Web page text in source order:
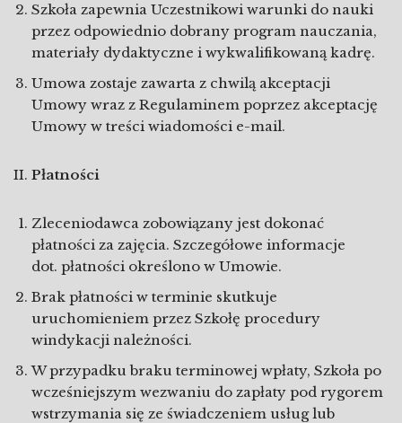
Szkoła zapewnia Uczestnikowi warunki do nauki
przez odpowiednio dobrany program nauczania,
materiały dydaktyczne i wykwalifikowaną kadrę.
Umowa zostaje zawarta z chwilą akceptacji
Umowy wraz z Regulaminem poprzez akceptację
Umowy w treści wiadomości e-mail.
Płatności
Zleceniodawca zobowiązany jest dokonać
płatności za zajęcia. Szczegółowe informacje
dot. płatności określono w Umowie.
Brak płatności w terminie skutkuje
uruchomieniem przez Szkołę procedury
windykacji należności.
W przypadku braku terminowej wpłaty, Szkoła po
wcześniejszym wezwaniu do zapłaty pod rygorem
wstrzymania się ze świadczeniem usług lub